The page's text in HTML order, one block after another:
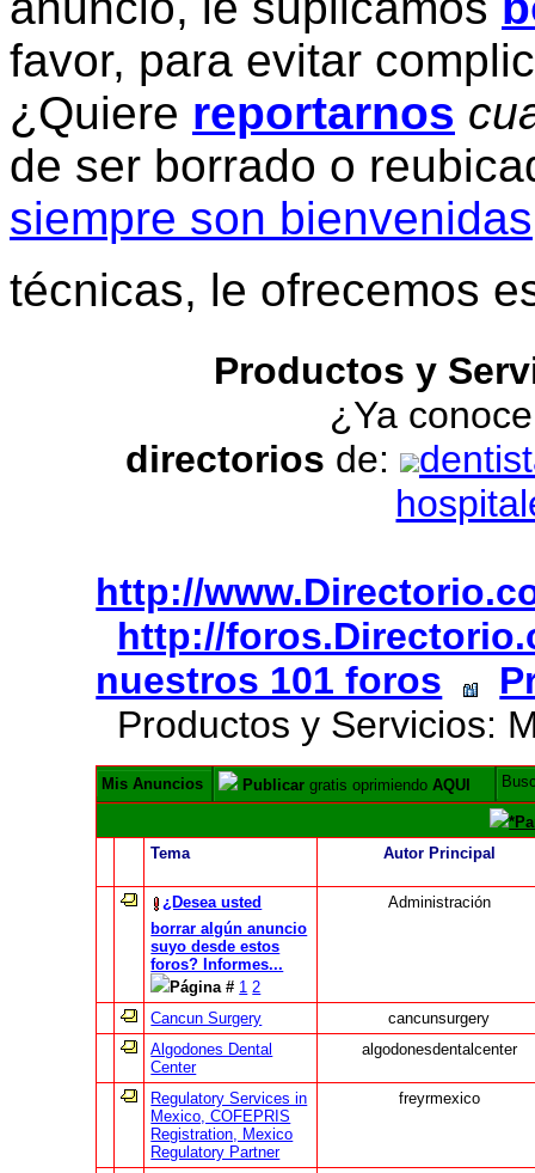
favor, para evitar
¿Quiere reportarnos
de ser borrado o
siempre son bienvenidas
técnicas, le ofrecemos
Productos y
¿Ya
directorios de:
http://
http://
nuestros 101 foros
Productos y Servicios:
Mis Anuncios Publicar gratis oprimiendoAQUI
Tema
Autor Principal
¿Desea usted
borrar algún anuncio
suyo desde estos
foros? Informes...
Página # 1 2
Administración
Cancun Surgery
cancunsurgery
Algodones Dental
Center
algodonesdentalcenter
Regulatory Services in
Mexico, COFEPRIS
Registration, Mexico
Regulatory Partner
freyrmexico